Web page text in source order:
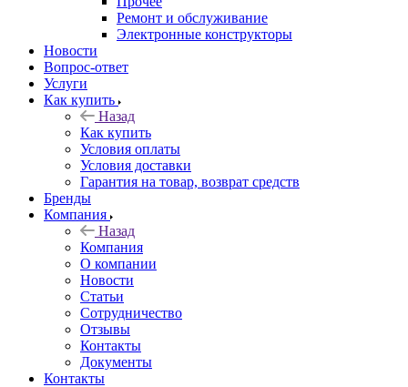
Ремонт и обслуживание
Электронные конструкторы
Новости
Вопрос-ответ
Услуги
Как купить
Назад
Как купить
Условия оплаты
Условия доставки
Гарантия на товар, возврат средств
Бренды
Компания
Назад
Компания
О компании
Новости
Статьи
Сотрудничество
Отзывы
Контакты
Документы
Контакты